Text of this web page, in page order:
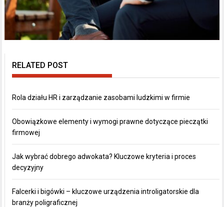
RELATED POST
Rola działu HR i zarządzanie zasobami ludzkimi w firmie
Obowiązkowe elementy i wymogi prawne dotyczące pieczątki
firmowej
Jak wybrać dobrego adwokata? Kluczowe kryteria i proces
decyzyjny
Falcerki i bigówki – kluczowe urządzenia introligatorskie dla
branży poligraficznej